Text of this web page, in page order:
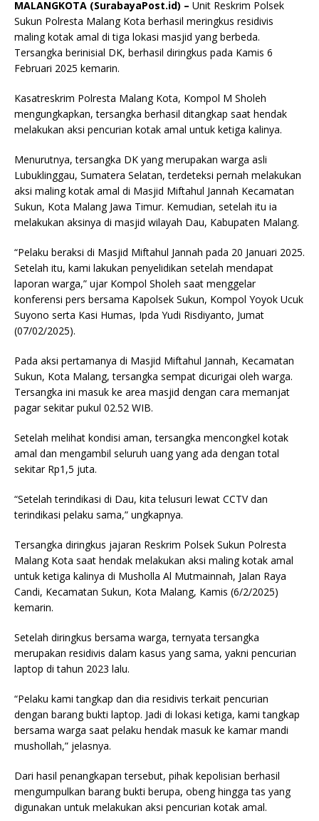
MALANGKOTA (SurabayaPost.id) – Unit Reskrim Polsek
Sukun Polresta Malang Kota berhasil meringkus residivis
maling kotak amal di tiga lokasi masjid yang berbeda.
Tersangka berinisial DK, berhasil diringkus pada Kamis 6
Februari 2025 kemarin.
Kasatreskrim Polresta Malang Kota, Kompol M Sholeh
mengungkapkan, tersangka berhasil ditangkap saat hendak
melakukan aksi pencurian kotak amal untuk ketiga kalinya.
Menurutnya, tersangka DK yang merupakan warga asli
Lubuklinggau, Sumatera Selatan, terdeteksi pernah melakukan
aksi maling kotak amal di Masjid Miftahul Jannah Kecamatan
Sukun, Kota Malang Jawa Timur. Kemudian, setelah itu ia
melakukan aksinya di masjid wilayah Dau, Kabupaten Malang.
“Pelaku beraksi di Masjid Miftahul Jannah pada 20 Januari 2025.
Setelah itu, kami lakukan penyelidikan setelah mendapat
laporan warga,” ujar Kompol Sholeh saat menggelar
konferensi pers bersama Kapolsek Sukun, Kompol Yoyok Ucuk
Suyono serta Kasi Humas, Ipda Yudi Risdiyanto, Jumat
(07/02/2025).
Pada aksi pertamanya di Masjid Miftahul Jannah, Kecamatan
Sukun, Kota Malang, tersangka sempat dicurigai oleh warga.
Tersangka ini masuk ke area masjid dengan cara memanjat
pagar sekitar pukul 02.52 WIB.
Setelah melihat kondisi aman, tersangka mencongkel kotak
amal dan mengambil seluruh uang yang ada dengan total
sekitar Rp1,5 juta.
“Setelah terindikasi di Dau, kita telusuri lewat CCTV dan
terindikasi pelaku sama,” ungkapnya.
Tersangka diringkus jajaran Reskrim Polsek Sukun Polresta
Malang Kota saat hendak melakukan aksi maling kotak amal
untuk ketiga kalinya di Musholla Al Mutmainnah, Jalan Raya
Candi, Kecamatan Sukun, Kota Malang, Kamis (6/2/2025)
kemarin.
Setelah diringkus bersama warga, ternyata tersangka
merupakan residivis dalam kasus yang sama, yakni pencurian
laptop di tahun 2023 lalu.
“Pelaku kami tangkap dan dia residivis terkait pencurian
dengan barang bukti laptop. Jadi di lokasi ketiga, kami tangkap
bersama warga saat pelaku hendak masuk ke kamar mandi
mushollah,” jelasnya.
Dari hasil penangkapan tersebut, pihak kepolisian berhasil
mengumpulkan barang bukti berupa, obeng hingga tas yang
digunakan untuk melakukan aksi pencurian kotak amal.